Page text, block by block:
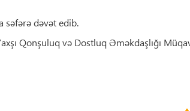
səfərə dəvət edib.
Qonşuluq və Dostluq Əməkdaşlığı